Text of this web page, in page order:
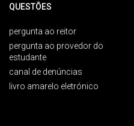
QUESTÕES
pergunta ao reitor
pergunta ao provedor do
estudante
canal de denúncias
livro amarelo eletrónico